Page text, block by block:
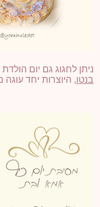
ניתן לחגוג גם יום
בנטו, היוצרות יחד